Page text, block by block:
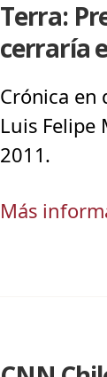
Terra:
cerraría
Crónica en
Luis Felipe
2011.
Más